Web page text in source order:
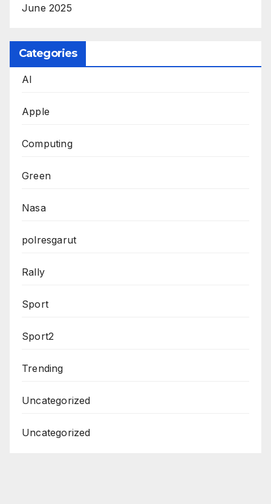
June 2025
Categories
AI
Apple
Computing
Green
Nasa
polresgarut
Rally
Sport
Sport2
Trending
Uncategorized
Uncategorized